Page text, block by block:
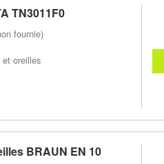
TN3011F0
fournie)
oreilles
BRAUN EN 10